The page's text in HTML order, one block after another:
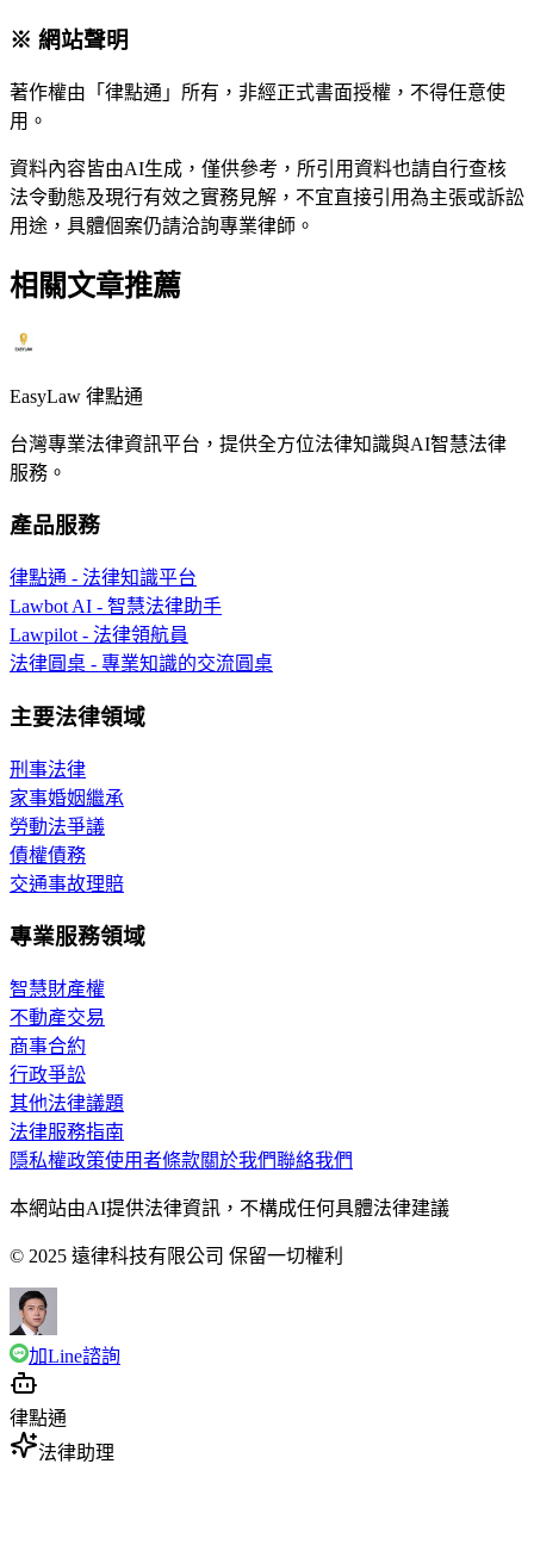
※ 網站聲明
著作權由「律點通」所有，非經正式書面授權，不得任意使
用。
資料內容皆由AI生成，僅供參考，所引用資料也請自行查核
法令動態及現行有效之實務見解，不宜直接引用為主張或訴訟
用途，具體個案仍請洽詢專業律師。
相關文章推薦
EasyLaw 律點通
台灣專業法律資訊平台，提供全方位法律知識與AI智慧法律
服務。
產品服務
律點通 - 法律知識平台
Lawbot AI - 智慧法律助手
Lawpilot - 法律領航員
法律圓桌 - 專業知識的交流圓桌
主要法律領域
刑事法律
家事婚姻繼承
勞動法爭議
債權債務
交通事故理賠
專業服務領域
智慧財產權
不動產交易
商事合約
行政爭訟
其他法律議題
法律服務指南
隱私權政策使用者條款關於我們聯絡我們
本網站由AI提供法律資訊，不構成任何具體法律建議
© 2025 遠律科技有限公司 保留一切權利
加Line諮詢
律點通
法律助理